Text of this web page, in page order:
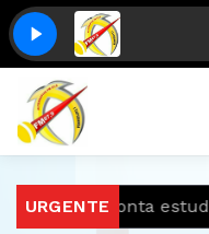
URGENTE
filhos, aponta estudo